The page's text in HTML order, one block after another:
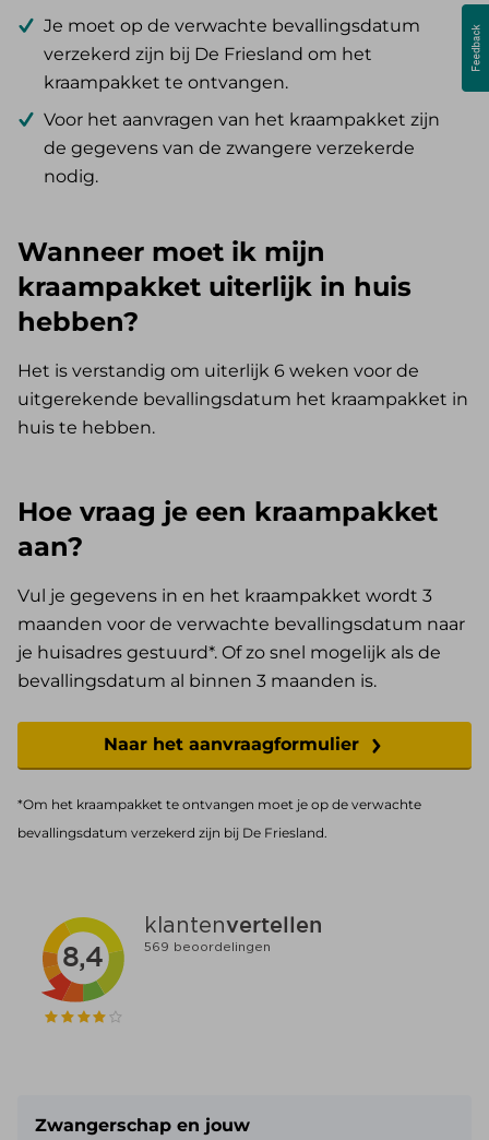
Je moet op de verwachte bevallingsdatum
verzekerd zijn bij De Friesland om het
kraampakket te ontvangen.
Voor het aanvragen van het kraampakket zijn
de gegevens van de zwangere verzekerde
nodig.
Wanneer moet ik mijn
kraampakket uiterlijk in huis
hebben?
Het is verstandig om uiterlijk 6 weken voor de
uitgerekende bevallingsdatum het kraampakket in
huis te hebben.
Hoe vraag je een kraampakket
aan?
Vul je gegevens in en het kraampakket wordt 3
maanden voor de verwachte bevallingsdatum naar
je huisadres gestuurd*. Of zo snel mogelijk als de
bevallingsdatum al binnen 3 maanden is.
Naar het aanvraagformulier
*Om het kraampakket te ontvangen moet je op de verwachte
bevallingsdatum verzekerd zijn bij De Friesland.
Zwangerschap en jouw